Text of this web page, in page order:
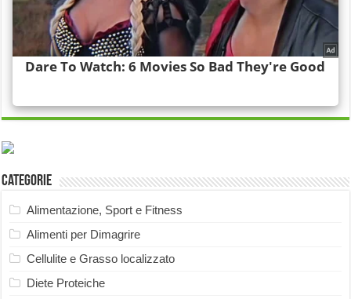
Categorie
Alimentazione, Sport e Fitness
Alimenti per Dimagrire
Cellulite e Grasso localizzato
Diete Proteiche